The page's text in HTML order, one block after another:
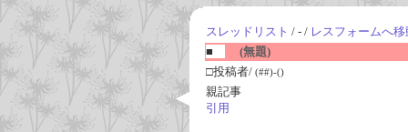
スレッドリスト / - / レスフォームへ移
■
(無題)
□投稿者/ (##)-()
親記事
引用